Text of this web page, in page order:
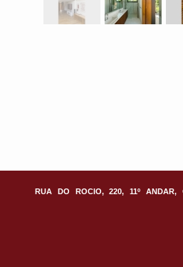
RUA DO ROCIO, 220, 11º